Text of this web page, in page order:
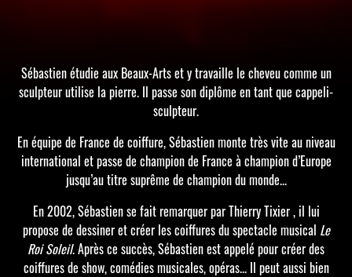
Sébastien étudie aux Beaux-Arts et y travaille le cheveu comme un
sculpteur utilise la pierre. Il passe son diplôme en tant que cappeli-
sculpteur.
En équipe de France de coiffure, Sébastien monte très vite au niveau
international et passe de champion de France à champion d’Europe
jusqu’au titre suprême de champion du monde...
En 2002, Sébastien se fait remarquer par Thierry Tixier , il lui
propose de dessiner et créer les coiffures du spectacle musical Le
Roi Soleil. Après ce succès, Sébastien est appelé pour créer des
coiffures de show, comédies musicales, opéras... Il peut aussi bien